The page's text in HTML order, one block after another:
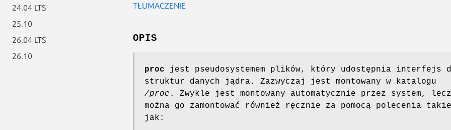
24.04 LTS
25.10
26.04 LTS
26.10
TŁUMACZENIE
OPIS
proc jest pseudosystemem plików, który udostępnia interfejs
struktur danych jądra. Zazwyczaj jest montowany w katalogu
/proc . Zwykle jest montowany automatycznie przez system, lecz
można go zamontować również ręcznie za pomocą polecenia
jak: